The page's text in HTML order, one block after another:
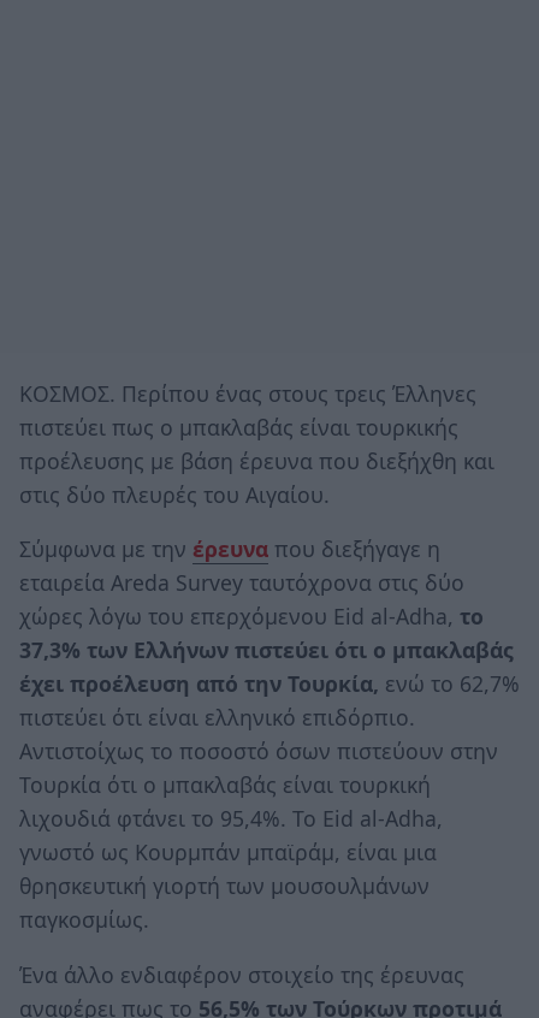
ΚΟΣΜΟΣ. Περίπου ένας στους τρεις Έλληνες
πιστεύει πως ο μπακλαβάς είναι τουρκικής
προέλευσης με βάση έρευνα που διεξήχθη και
στις δύο πλευρές του Αιγαίου.
Σύμφωνα με την έρευνα που διεξήγαγε η
εταιρεία Areda Survey ταυτόχρονα στις δύο
χώρες λόγω του επερχόμενου Eid al-Adha, το
37,3% των Ελλήνων πιστεύει ότι ο μπακλαβάς
έχει προέλευση από την Τουρκία, ενώ το 62,7%
πιστεύει ότι είναι ελληνικό επιδόρπιο.
Αντιστοίχως το ποσοστό όσων πιστεύουν στην
Τουρκία ότι ο μπακλαβάς είναι τουρκική
λιχουδιά φτάνει το 95,4%. Το Eid al-Adha,
γνωστό ως Κουρμπάν μπαϊράμ, είναι μια
θρησκευτική γιορτή των μουσουλμάνων
παγκοσμίως.
Ένα άλλο ενδιαφέρον στοιχείο της έρευνας
αναφέρει πως το 56,5% των Τούρκων προτιμά